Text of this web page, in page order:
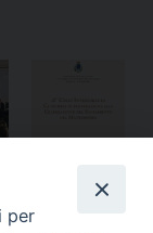
per